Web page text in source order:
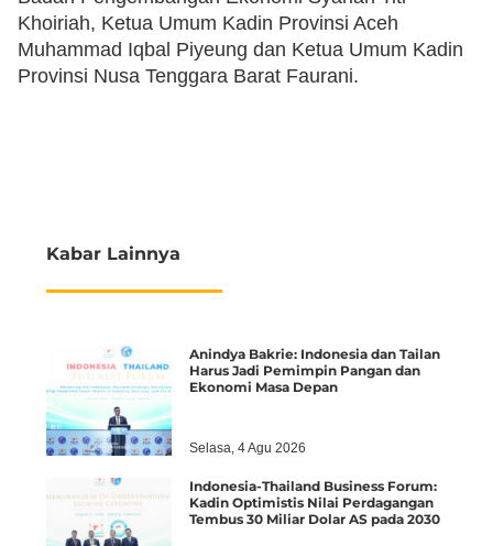
Khoiriah, Ketua Umum Kadin Provinsi Aceh
Muhammad Iqbal Piyeung dan Ketua Umum Kadin
Provinsi Nusa Tenggara Barat Faurani.
Kabar Lainnya
Anindya Bakrie: Indonesia dan Tailan
Harus Jadi Pemimpin Pangan dan
Ekonomi Masa Depan
Selasa, 4 Agu 2026
Indonesia-Thailand Business Forum:
Kadin Optimistis Nilai Perdagangan
Tembus 30 Miliar Dolar AS pada 2030